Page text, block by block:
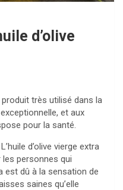
d’olive
produit très utilisé dans la
et aux
pour la santé.
d’olive vierge extra
les personnes qui
est dû à la sensation de
saines qu’elle